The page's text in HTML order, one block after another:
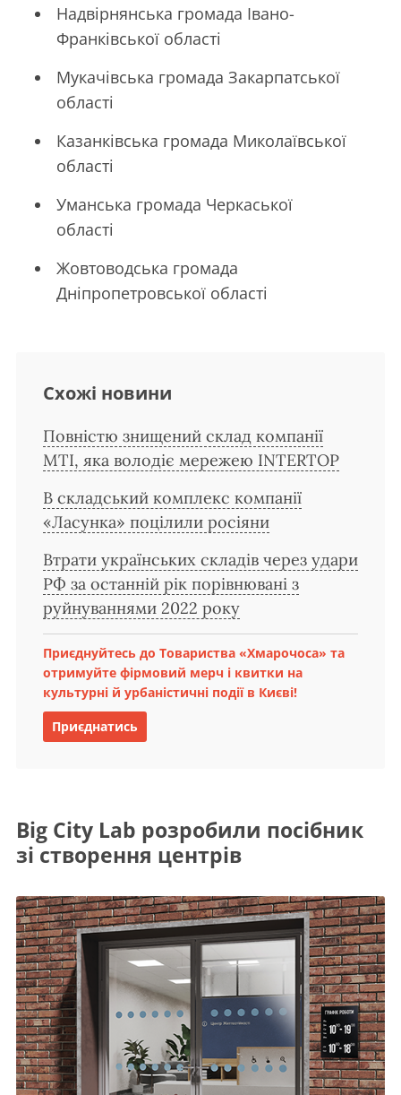
Надвірнянська громада Івано-
Франківської області
Мукачівська громада Закарпатської
області
Казанківська громада Миколаївської
області
Уманська громада Черкаської
області
Жовтоводська громада
Дніпропетровської області
Схожі новини
Повністю знищений склад компанії
MTI, яка володіє мережею INTERTOP
В складський комплекс компанії
«Ласунка» поцілили росіяни
Втрати українських складів через удари
РФ за останній рік порівнювані з
руйнуваннями 2022 року
Приєднуйтесь до Товариства «Хмарочоса» та
отримуйте фірмовий мерч і квитки на
культурні й урбаністичні події в Києві!
Приєднатись
Big City Lab розробили посібник
зі створення центрів